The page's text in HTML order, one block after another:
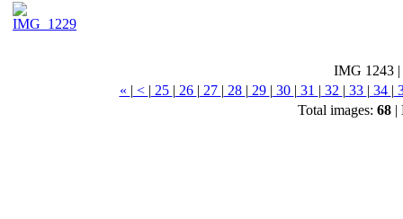
IMG 1243 |
« | < | 25 | 26 | 27 | 28 | 29 | 30 | 31 | 32 | 33 | 34 |
Total images: 68|